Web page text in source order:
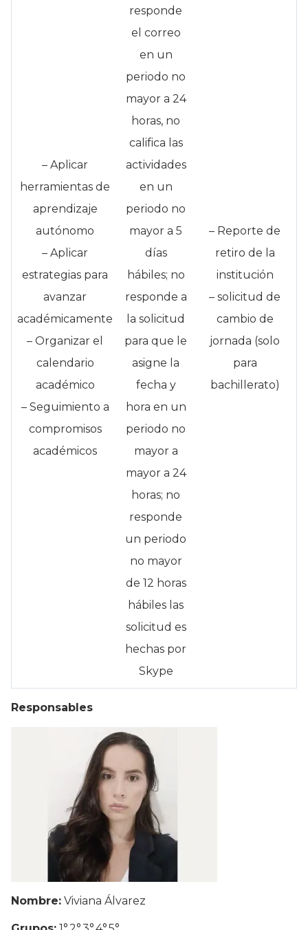
– Aplicar
herramientas de
aprendizaje
autónomo
– Aplicar
estrategias para
avanzar
académicamente
– Organizar el
calendario
académico
– Seguimiento a
compromisos
académicos
responde
el correo
en un
periodo no
mayor a 24
horas, no
califica las
actividades
en un
periodo no
mayor a 5
días
hábiles; no
responde a
la solicitud
para que le
asigne la
fecha y
hora en un
periodo no
mayor a
mayor a 24
horas; no
responde
un periodo
no mayor
de 12 horas
hábiles las
solicitud es
hechas por
Skype
– Reporte de
retiro de la
institución
– solicitud de
cambio de
jornada (solo
para
bachillerato)
Responsables
Nombre: Viviana Álvarez